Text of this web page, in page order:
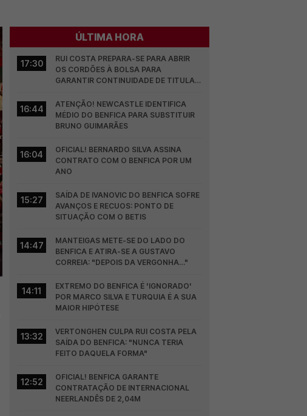
ÚLTIMA HORA
17:30
RUI COSTA PREPARA-SE PARA ABRIR
OS CORDÕES À BOLSA PARA
GARANTIR CONTINUIDADE DE TITULAR
16:44
ATENÇÃO! NEWCASTLE IDENTIFICA
MÉDIO DO BENFICA PARA SUBSTITUIR
BRUNO GUIMARÃES
16:04
OFICIAL! BERNARDO SILVA ASSINA
CONTRATO COM O BENFICA POR UM
ANO
15:27
SAÍDA DE IVANOVIC DO BENFICA SOFRE
AVANÇOS E RECUOS: PONTO DE
SITUAÇÃO COM O BETIS
14:47
MANTEIGAS METE-SE DO LADO DO
BENFICA E ATIRA-SE A GUSTAVO
CORREIA: "DEPOIS DA VERGONHA…"
14:11
EXTREMO DO BENFICA É 'IGNORADO'
POR MARCO SILVA E TURQUIA É A SUA
MAIOR HIPÓTESE
13:32
VERTONGHEN CULPA RUI COSTA PELA
SAÍDA DO BENFICA: "NUNCA TERIA
FEITO DAQUELA FORMA"
12:52
OFICIAL! BENFICA GARANTE
CONTRATAÇÃO DE INTERNACIONAL
NEERLANDÊS DE 2,04M